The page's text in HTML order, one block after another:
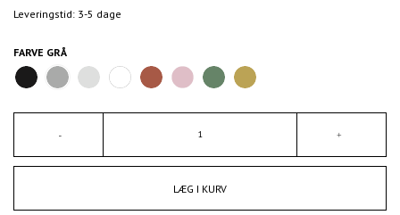
Leveringstid: 3-5 dage
FARVE GRÅ
LÆG I KURV